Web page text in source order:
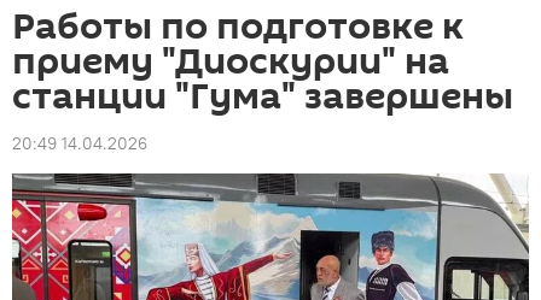
Работы по подготовке к
приему "Диоскурии" на
станции "Гума" завершены
20:49 14.04.2026